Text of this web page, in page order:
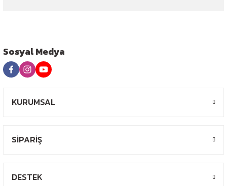
Sosyal Medya
KURUMSAL
SİPARİŞ
DESTEK